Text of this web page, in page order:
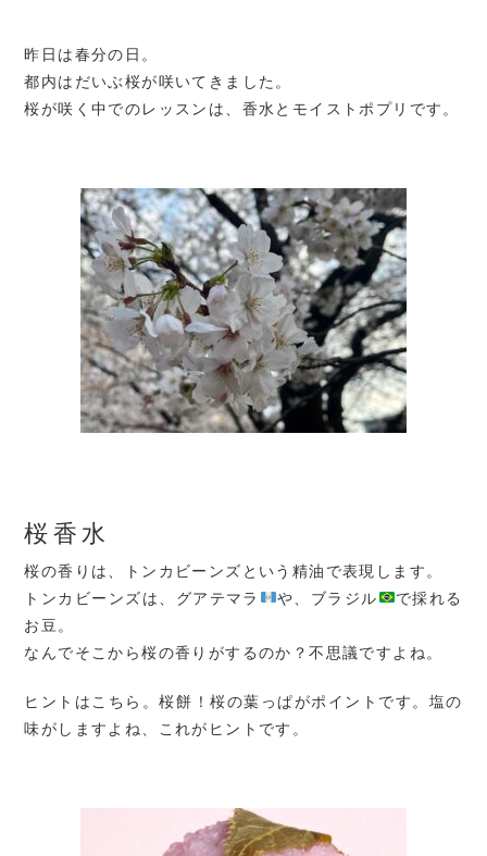
昨日は春分の日。
都内はだいぶ桜が咲いてきました。
桜が咲く中でのレッスンは、香水とモイストポプリです。
桜香水
桜の香りは、トンカビーンズという精油で表現します。
トンカビーンズは、グアテマラ
や、ブラジル
で採れる
お豆。
なんでそこから桜の香りがするのか？不思議ですよね。
ヒントはこちら。桜餅！桜の葉っぱがポイントです。塩の
味がしますよね、これがヒントです。